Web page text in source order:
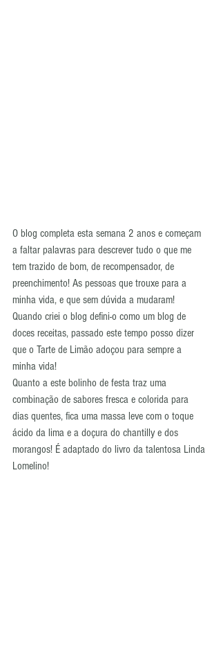
O blog completa esta semana 2 anos e começam
a faltar palavras para descrever tudo o que me
tem trazido de bom, de recompensador, de
preenchimento! As pessoas que trouxe para a
minha vida, e que sem dúvida a mudaram!
Quando criei o blog defini-o como um blog de
doces receitas, passado este tempo posso dizer
que o Tarte de Limão adoçou para sempre a
minha vida!
Quanto a este bolinho de festa traz uma
combinação de sabores fresca e colorida para
dias quentes, fica uma massa leve com o toque
ácido da lima e a doçura do chantilly e dos
morangos! É adaptado do livro da talentosa Linda
Lomelino!